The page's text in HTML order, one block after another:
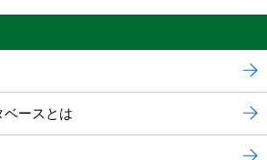
ベースとは